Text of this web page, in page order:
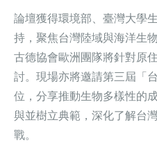
論壇獲得環境部、臺灣大學
持，聚焦台灣陸域與海洋生
古德協會歐洲團隊將針對原
討。現場亦將邀請第三屆「
位，分享推動生物多樣性的
與並樹立典範，深化了解台
戰。